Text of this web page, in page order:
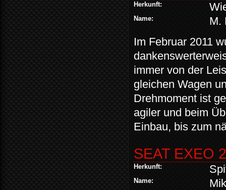
Herkunft:
Name:
M.
Im Februar 2011
immer von der
gleichen Wagen
Drehmoment ist
agiler und beim
Einbau, bis zum
SEAT EXEO
Herkunft:
Name: